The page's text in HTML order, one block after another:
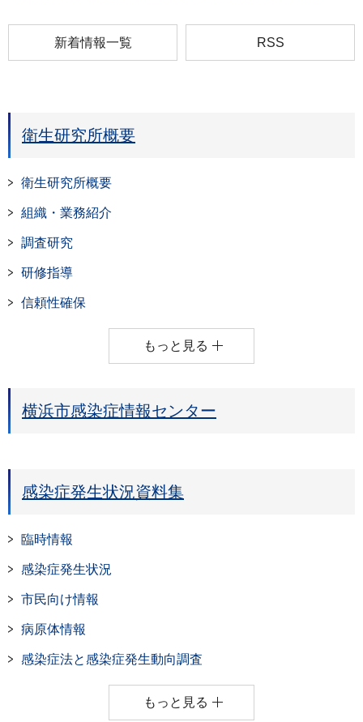
新着情報一覧 RSS
衛生研究所概要
衛生研究所概要
組織・業務紹介
調査研究
研修指導
信頼性確保
もっと見る
横浜市感染症情報センター
感染症発生状況資料集
臨時情報
感染症発生状況
市民向け情報
病原体情報
感染症法と感染症発生動向調査
もっと見る